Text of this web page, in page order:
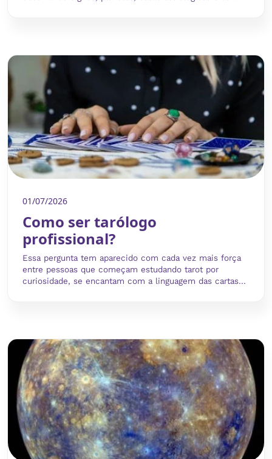
01/07/2026
Como ser tarólogo
profissional?
Essa pergunta tem aparecido com cada vez mais força
entre pessoas que começam estudando tarot por
curiosidade, se encantam com a linguagem das cartas...